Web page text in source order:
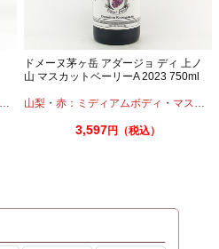
ドメーヌ茅ヶ岳 アダージョ ディ 上ノ
山 マスカットベーリーA 2023 750ml
山梨 ・赤：ミディアムボディ ・ マスカットベーリーA
3,597円（税込）